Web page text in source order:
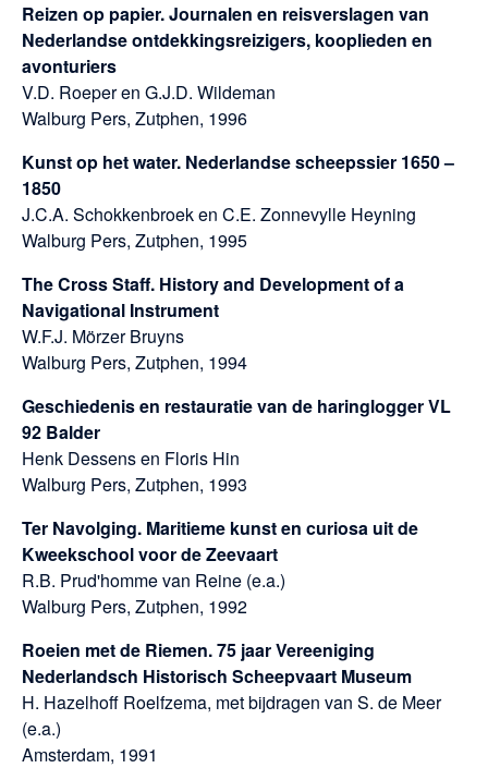
Reizen op papier. Journalen en reisverslagen van
Nederlandse ontdekkingsreizigers, kooplieden en
avonturiers
V.D. Roeper en G.J.D. Wildeman
Walburg Pers, Zutphen, 1996
Kunst op het water. Nederlandse scheepssier 1650 –
1850
J.C.A. Schokkenbroek en C.E. Zonnevylle Heyning
Walburg Pers, Zutphen, 1995
The Cross Staff. History and Development of a
Navigational Instrument
W.F.J. Mörzer Bruyns
Walburg Pers, Zutphen, 1994
Geschiedenis en restauratie van de haringlogger VL
92 Balder
Henk Dessens en Floris Hin
Walburg Pers, Zutphen, 1993
Ter Navolging. Maritieme kunst en curiosa uit de
Kweekschool voor de Zeevaart
R.B. Prud'homme van Reine (e.a.)
Walburg Pers, Zutphen, 1992
Roeien met de Riemen. 75 jaar Vereeniging
Nederlandsch Historisch Scheepvaart Museum
H. Hazelhoff Roelfzema, met bijdragen van S. de Meer
(e.a.)
Amsterdam, 1991